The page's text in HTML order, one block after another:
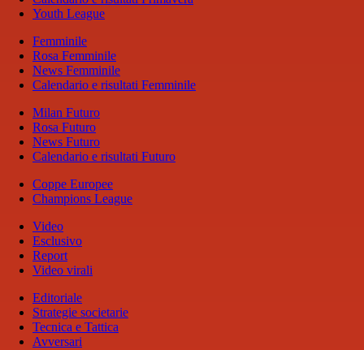
Youth League
Femminile
Rosa Femminile
News Femminile
Calendario e risultati Femminile
Milan Futuro
Rosa Futuro
News Futuro
Calendario e risultati Futuro
Coppe Europee
Champions League
Video
Esclusivo
Report
Video virali
Editoriale
Strategie societarie
Tecnica e Tattica
Avversari